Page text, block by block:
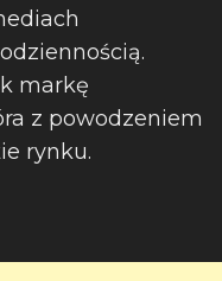
markę
z powodzeniem
rynku.